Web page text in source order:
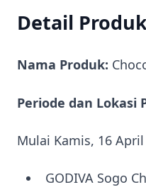
Detail
Nama Produk:
Periode dan Lokasi
Mulai Kamis, 16 April
GODIVA Sogo